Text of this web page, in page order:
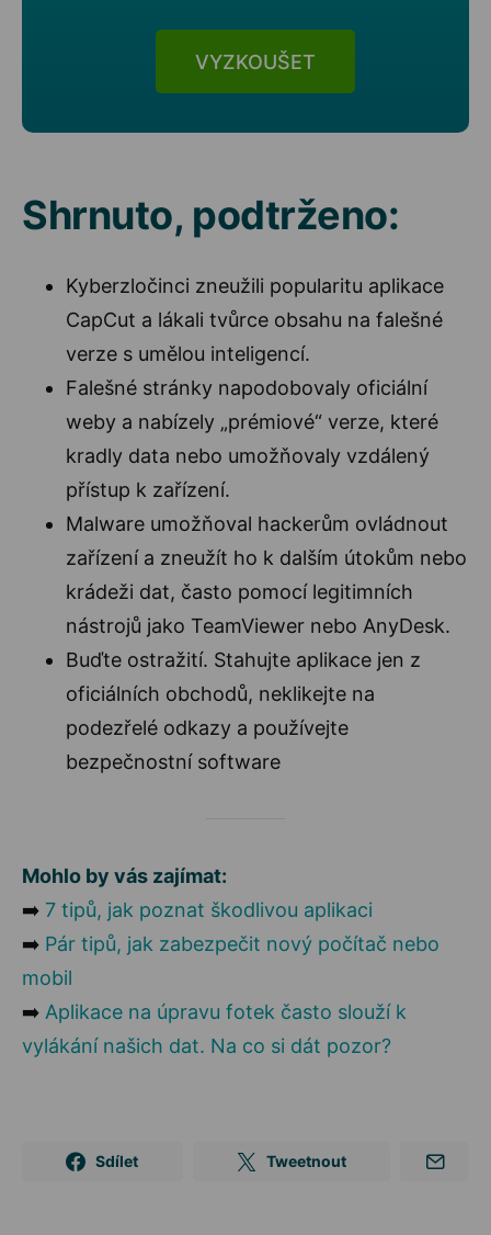
VYZKOUŠET
Shrnuto, podtrženo:
Kyberzločinci zneužili popularitu aplikace
CapCut a lákali tvůrce obsahu na falešné
verze s umělou inteligencí.
Falešné stránky napodobovaly oficiální
weby a nabízely „prémiové“ verze, které
kradly data nebo umožňovaly vzdálený
přístup k zařízení.
Malware umožňoval hackerům ovládnout
zařízení a zneužít ho k dalším útokům nebo
krádeži dat, často pomocí legitimních
nástrojů jako TeamViewer nebo AnyDesk.
Buďte ostražití. Stahujte aplikace jen z
oficiálních obchodů, neklikejte na
podezřelé odkazy a používejte
bezpečnostní software
Mohlo by vás zajímat:
➡️ 7 tipů, jak poznat škodlivou aplikaci
➡️ Pár tipů, jak zabezpečit nový počítač nebo
mobil
➡️ Aplikace na úpravu fotek často slouží k
vylákání našich dat. Na co si dát pozor?
Sdílet Tweetnout